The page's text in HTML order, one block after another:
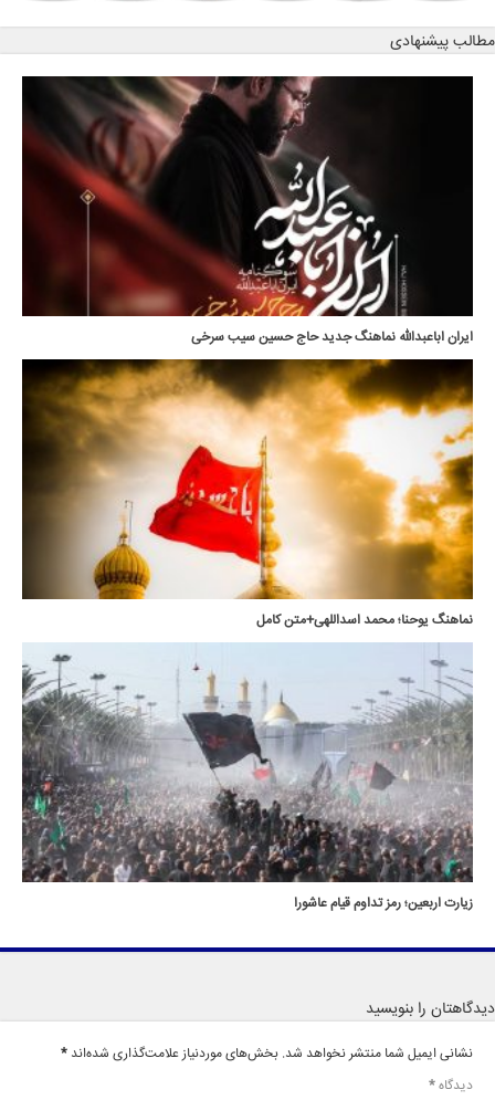
مطالب پیشنهادی
ایران اباعبدالله نماهنگ جدید حاج حسین سیب سرخی
نماهنگ یوحنا؛ محمد اسداللهی+متن کامل
زیارت اربعین؛ رمز تداوم قیام عاشورا
دیدگاهتان را بنویسید
نشانی ایمیل شما منتشر نخواهد شد. بخش‌های موردنیاز علامت‌گذاری شده‌اند *
دیدگاه*